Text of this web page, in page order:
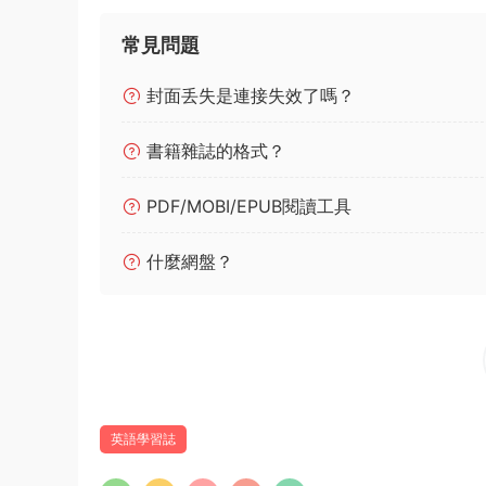
常見問題
封面丢失是連接失效了嗎？
書籍雜誌的格式？
PDF/MOBI/EPUB閱讀工具
什麼網盤？
英語學習誌